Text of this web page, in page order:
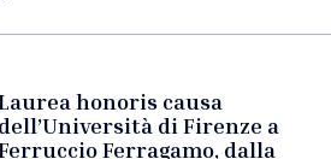
honoris causa
dell’Università di Firenze a
Ferragamo, dalla